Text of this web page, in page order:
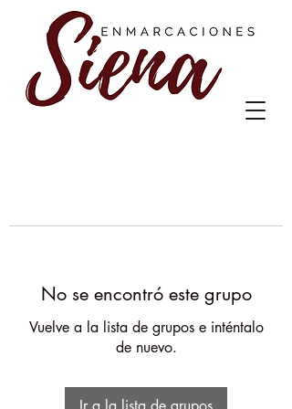
No se encontró este grupo
Vuelve a la lista de grupos e inténtalo
de nuevo.